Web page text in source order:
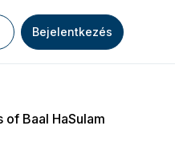
Bejelentkezés
Baal HaSulam